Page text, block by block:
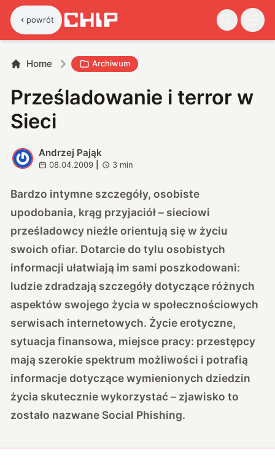
powrót
Home Archiwum
Prześladowanie i terror w
Sieci
A
Andrzej Pająk
08.04.2009 3 min
Bardzo intymne szczegóły, osobiste
upodobania, krąg przyjaciół – sieciowi
prześladowcy nieźle orientują się w życiu
swoich ofiar. Dotarcie do tylu osobistych
informacji ułatwiają im sami poszkodowani:
ludzie zdradzają szczegóły dotyczące różnych
aspektów swojego życia w społecznościowych
serwisach internetowych. Życie erotyczne,
sytuacja finansowa, miejsce pracy: przestępcy
mają szerokie spektrum możliwości i potrafią
informacje dotyczące wymienionych dziedzin
życia skutecznie wykorzystać – zjawisko to
zostało nazwane Social Phishing.